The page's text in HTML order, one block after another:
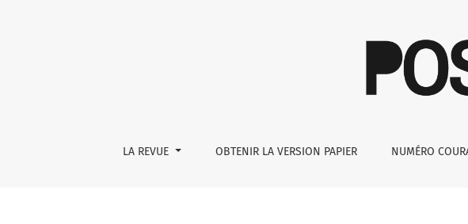
LA REVUE OBTENIR LA VERSION PAPIER NUMÉRO